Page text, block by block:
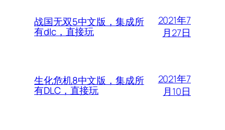
战国无双5中文版，集成所
有dlc，直接玩
2021年7
月27日
生化危机8中文版，集成所
有DLC，直接玩
2021年7
月10日